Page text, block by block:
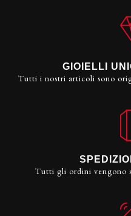
GIOIELLI
Tutti i nostri articoli sono
Tutti gli ordini vengono